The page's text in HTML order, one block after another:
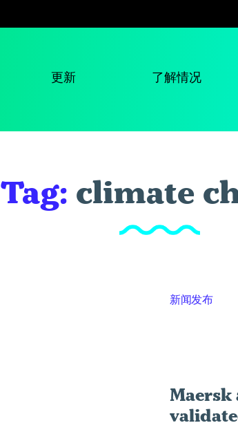
更新 了解情况
Tag: climate
新闻发布
Maersk